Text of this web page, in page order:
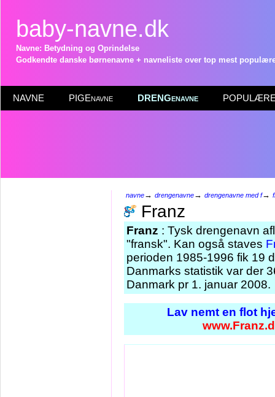
baby-navne.dk
Navne: Betydning og Oprindelse
Godkendte danske børnenavne + navneliste over top mest
NAVNE PIGEnavne DRENGenavne POPULÆRE
navne→ drengenavne→ drengenavne med f→
Franz
Franz : Tysk drengenavn
"fransk". Kan også staves
perioden 1985-1996 fik 19
Danmarks statistik var der
Danmark pr 1. januar 2008.
Lav nemt en flot